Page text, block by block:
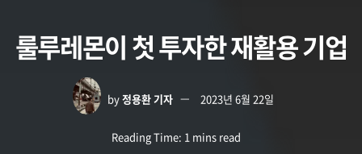
룰루레몬이 첫 투자한 재활용 기업
by정용환 기자 2023년 6월 22일
Reading Time: 1 mins read